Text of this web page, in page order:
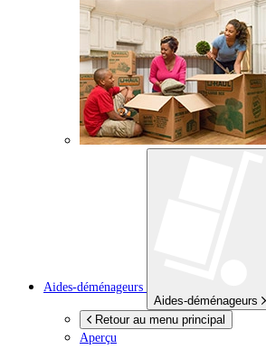
Aides-déménageurs
Aides-déménageurs
Retour au menu principal
Aperçu